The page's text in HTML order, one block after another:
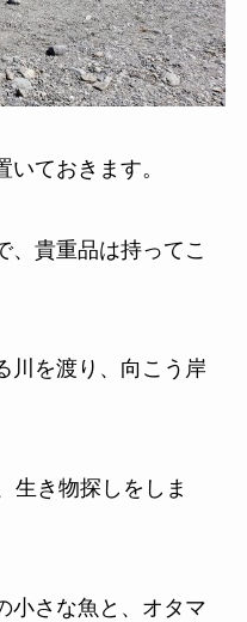
ておきます。
、貴重品は持ってこ
川を渡り、向こう岸
生き物探しをしま
小さな魚と、オタマ